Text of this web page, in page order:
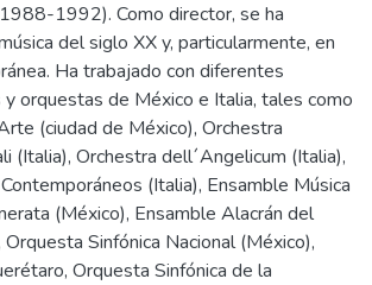
1992). Como director, se ha
del siglo XX y, particularmente, en
Ha trabajado con diferentes
orquestas de México e Italia, tales como
(ciudad de México), Orchestra
(Italia), Orchestra dell´Angelicum (Italia),
(Italia), Ensamble Música
(México), Ensamble Alacrán del
Sinfónica Nacional (México),
Orquesta Sinfónica de la